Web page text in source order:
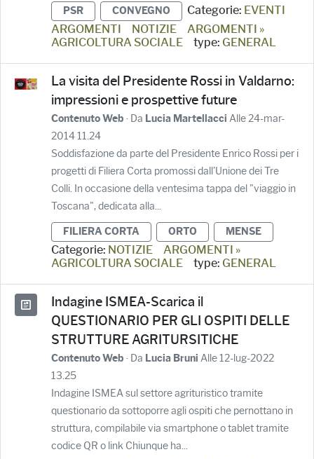
PSR CONVEGNO Categorie: EVENTI
ARGOMENTI
NOTIZIE
ARGOMENTI »
AGRICOLTURA SOCIALE
type: GENERAL
La visita del Presidente Rossi in Valdarno:
impressioni e prospettive future
Contenuto Web · Da Lucia Martellacci Alle 24-mar-
2014 11.24
Soddisfazione da parte del Presidente Enrico Rossi per i
progetti di Filiera Corta promossi dall'Unione dei Tre
Colli. In occasione della ventesima tappa del "viaggio in
Toscana", dedicata alla...
FILIERA CORTA ORTO MENSE
Categorie: NOTIZIE
ARGOMENTI »
AGRICOLTURA SOCIALE
type: GENERAL
Indagine ISMEA-Scarica il
QUESTIONARIO PER GLI OSPITI DELLE
STRUTTURE AGRITURSITICHE
Contenuto Web · Da Lucia Bruni Alle 12-lug-2022
13.25
Indagine ISMEA sul settore agrituristico tramite
questionario da sottoporre agli ospiti che pernottano in
struttura, compilabile via smartphone o tablet tramite
codice QR o link Chiunque ha...